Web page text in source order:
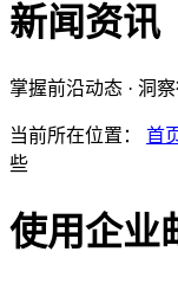
新闻资讯
掌握前沿动态 · 洞
当前所在位置： 首
些
使用企业